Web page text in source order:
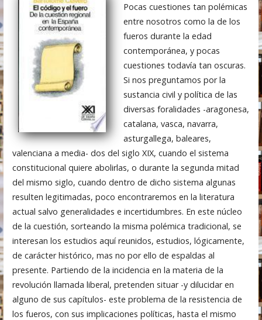
e
n
i
d
o
Pocas cuestiones tan polémicas
entre nosotros como la de los
fueros durante la edad
contemporánea, y pocas
cuestiones todavía tan oscuras.
Si nos preguntamos por la
sustancia civil y política de las
diversas foralidades -aragonesa,
catalana, vasca, navarra,
asturgallega, baleares,
valenciana a media- dos del siglo XIX, cuando el sistema
constitucional quiere abolirlas, o durante la segunda mitad
del mismo siglo, cuando dentro de dicho sistema algunas
resulten legitimadas, poco encontraremos en la literatura
actual salvo generalidades e incertidumbres. En este núcleo
de la cuestión, sorteando la misma polémica tradicional, se
interesan los estudios aquí reunidos, estudios, lógicamente,
de carácter histórico, mas no por ello de espaldas al
presente. Partiendo de la incidencia en la materia de la
revolución llamada liberal, pretenden situar -y dilucidar en
alguno de sus capítulos- este problema de la resistencia de
los fueros, con sus implicaciones políticas, hasta el mismo